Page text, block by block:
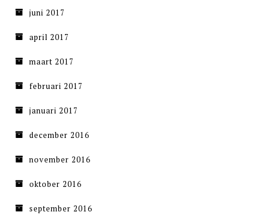
juni 2017
april 2017
maart 2017
februari 2017
januari 2017
december 2016
november 2016
oktober 2016
september 2016